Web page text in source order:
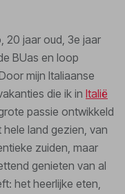
20 jaar oud, 3e jaar
BUas en loop
mijn Italiaanse
die ik in Italië
passie ontwikkeld
hele land gezien, van
zuiden, maar
genieten van al
het heerlijke eten,